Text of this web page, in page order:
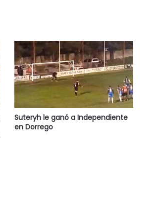
Suteryh le ganó a Independiente
en Dorrego